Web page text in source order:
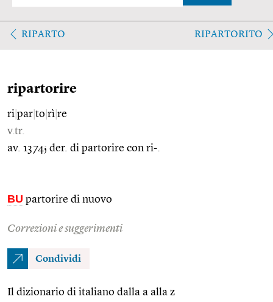
RIPARTO RIPARTORITO
ripartorire
ri par to rì re
v.tr.
av. 1374; der. di partorire con ri-.
BU partorire di nuovo
Correzioni e suggerimenti
Condividi
Il dizionario di italiano dalla a alla z